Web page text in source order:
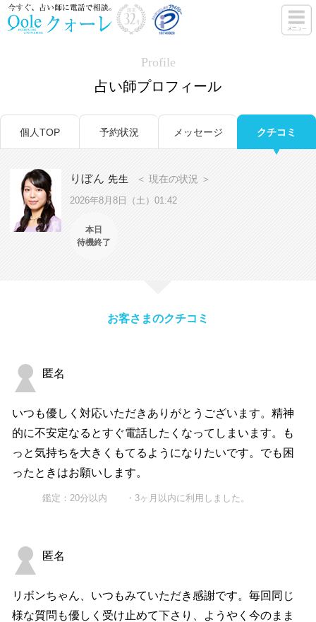
Profile
占い師プロフィール
個人TOP 予約状況 メッセージ クチコミ
りぼん 先生 ＜ 現在の状況 ＞
2026年8月8日（土）01:42
本日
待機終了
お客さまのクチコミ
匿名
いつも優しく対応いただきありがとうございます。精神
的に不安定なるとすぐ電話したくなってしまいます。も
っと気持ちを大きくもてるようになりたいです。でも困
ったときはお願いします。
鑑定：20分以内 ・3ヶ月以内に利用しました。
匿名
リボンちゃん、いつもみていただき感謝です。毎回同じ
様な質問も優しく受け止めて下さり、ようやく今のまま